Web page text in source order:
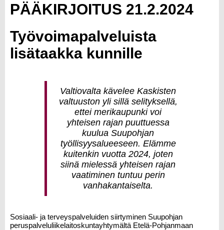
PÄÄKIRJOITUS 21.2.2024
Työvoimapalveluista
lisätaakka kunnille
Valtiovalta kävelee Kaskisten
valtuuston yli sillä selityksellä,
ettei merikaupunki voi
yhteisen rajan puuttuessa
kuulua Suupohjan
työllisyysalueeseen. Elämme
kuitenkin vuotta 2024, joten
siinä mielessä yhteisen rajan
vaatiminen tuntuu perin
vanhakantaiselta.
Sosiaali- ja terveyspalveluiden siirtyminen Suupohjan
peruspalveluliikelaitoskuntayhtymältä Etelä-Pohjanmaan